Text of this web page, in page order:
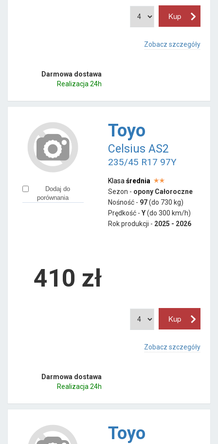
Zobacz szczegóły
Darmowa dostawa
Realizacja 24h
Dodaj do
porównania
Toyo
Celsius AS2
235/45 R17 97Y
Klasa średnia
Sezon - opony Całoroczne
Nośność - 97(do 730 kg)
Prędkość - Y(do 300 km/h)
Rok produkcji - 2025 - 2026
410 zł
Zobacz szczegóły
Darmowa dostawa
Realizacja 24h
Toyo